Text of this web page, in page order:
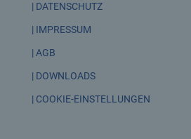
| DATENSCHUTZ
| IMPRESSUM
| AGB
| DOWNLOADS
| COOKIE-EINSTELLUNGEN